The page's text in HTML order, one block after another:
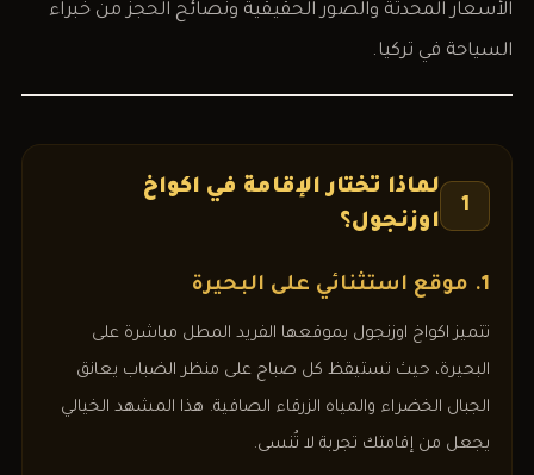
الأسعار المحدثة والصور الحقيقية ونصائح الحجز من خبراء
السياحة في تركيا.
1
لماذا تختار الإقامة في اكواخ
اوزنجول؟
1. موقع استثنائي على البحيرة
تتميز اكواخ اوزنجول بموقعها الفريد المطل مباشرة على
البحيرة، حيث تستيقظ كل صباح على منظر الضباب يعانق
الجبال الخضراء والمياه الزرقاء الصافية. هذا المشهد الخيالي
يجعل من إقامتك تجربة لا تُنسى.